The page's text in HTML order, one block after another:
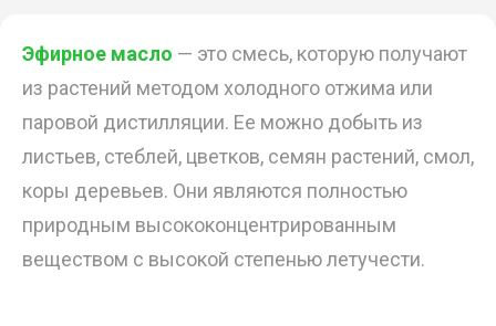
Эфирное масло — это смесь, которую получают
из растений методом холодного отжима или
паровой дистилляции. Ее можно добыть из
листьев, стеблей, цветков, семян растений, смол,
коры деревьев. Они являются полностью
природным высококонцентрированным
веществом с высокой степенью летучести.